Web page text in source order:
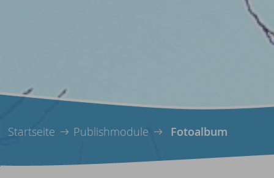
Startseite Publishmodule Fotoalbum